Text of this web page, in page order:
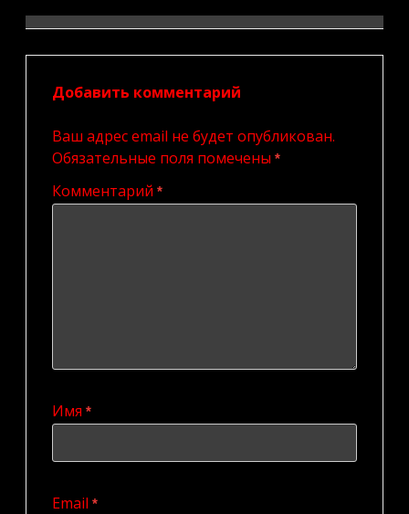
Добавить комментарий
Ваш адрес email не будет опубликован.
Обязательные поля помечены *
Комментарий *
Имя *
Email *